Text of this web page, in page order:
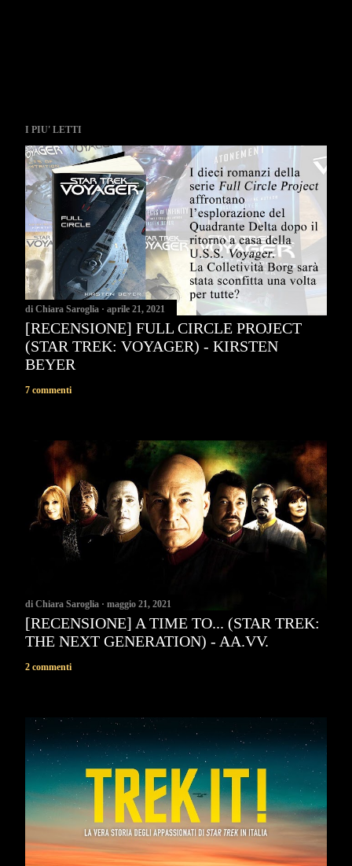
I PIU' LETTI
di Chiara Saroglia aprile 21, 2021
[RECENSIONE] FULL CIRCLE PROJECT
(STAR TREK: VOYAGER) - KIRSTEN
BEYER
7 commenti
di Chiara Saroglia maggio 21, 2021
[RECENSIONE] A TIME TO... (STAR TREK:
THE NEXT GENERATION) - AA.VV.
2 commenti